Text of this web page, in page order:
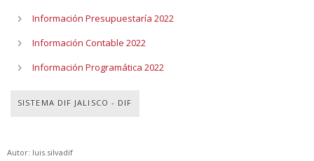
Información Presupuestaría 2022
Información Contable 2022
Información Programática 2022
SISTEMA DIF JALISCO - DIF
Autor: luis.silvadif